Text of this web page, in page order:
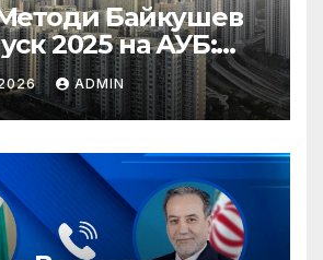
Байкушев
2025 на АУБ:
Благоевград и се
тук!”
ADMIN